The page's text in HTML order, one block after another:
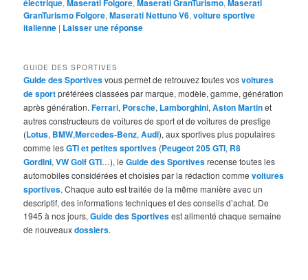
électrique Maserati Folgore Maserati GranTurismo Maserati
GranTurismo Folgore,Maserati Nettuno V6,voiture sportive
italienne | Laisser une réponse
GUIDE DES SPORTIVES
Guide des Sportivesvous permet de retrouvez toutes vosvoitures
de sportpréférées classées par marque, modèle, gamme, génération
après génération.Ferrari, Porsche, Lamborghini,Aston Martinet
autres constructeurs de voitures de sport et de voitures de prestige
(Lotus, BMW,Mercedes-Benz,Audi), aux sportives plus populaires
comme lesGTI et petites sportives (Peugeot 205 GTI, R8
Gordini,VW Golf GTI…), leGuide des Sportivesrecense toutes les
automobiles considérées et choisies par la rédaction commevoitures
sportives. Chaque auto est traitée de la même manière avec un
descriptif, des informations techniques et des conseils d’achat. De
1945 à nos jours,Guide des Sportivesest alimenté chaque semaine
de nouveauxdossiers.